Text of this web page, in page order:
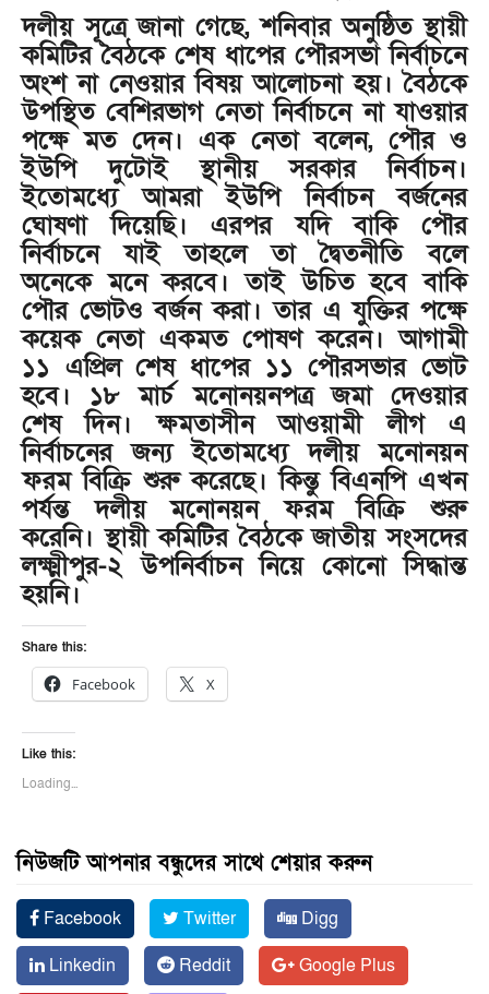
দলীয় সূত্রে জানা গেছে, শনিবার অনুষ্ঠিত স্থায়ী
কমিটির বৈঠকে শেষ ধাপের পৌরসভা নির্বাচনে
অংশ না নেওয়ার বিষয় আলোচনা হয়। বৈঠকে
উপস্থিত বেশিরভাগ নেতা নির্বাচনে না যাওয়ার
পক্ষে মত দেন। এক নেতা বলেন, পৌর ও
ইউপি দুটোই স্থানীয় সরকার নির্বাচন।
ইতোমধ্যে আমরা ইউপি নির্বাচন বর্জনের
ঘোষণা দিয়েছি। এরপর যদি বাকি পৌর
নির্বাচনে যাই তাহলে তা দ্বৈতনীতি বলে
অনেকে মনে করবে। তাই উচিত হবে বাকি
পৌর ভোটও বর্জন করা। তার এ যুক্তির পক্ষে
কয়েক নেতা একমত পোষণ করেন। আগামী
১১ এপ্রিল শেষ ধাপের ১১ পৌরসভার ভোট
হবে। ১৮ মার্চ মনোনয়নপত্র জমা দেওয়ার
শেষ দিন। ক্ষমতাসীন আওয়ামী লীগ এ
নির্বাচনের জন্য ইতোমধ্যে দলীয় মনোনয়ন
ফরম বিক্রি শুরু করেছে। কিন্তু বিএনপি এখন
পর্যন্ত দলীয় মনোনয়ন ফরম বিক্রি শুরু
করেনি। স্থায়ী কমিটির বৈঠকে জাতীয় সংসদের
লক্ষ্মীপুর-২ উপনির্বাচন নিয়ে কোনো সিদ্ধান্ত
হয়নি।
Share this:
Facebook X
Like this:
Loading...
নিউজটি আপনার বন্ধুদের সাথে শেয়ার করুন
Facebook Twitter
Digg
Linkedin
Reddit
Google Plus